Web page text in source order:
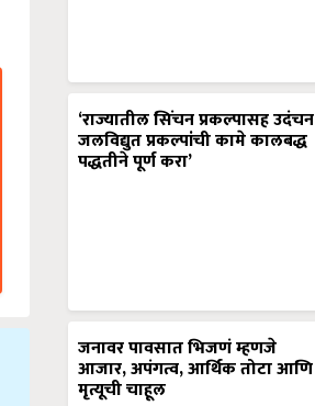
‘राज्यातील सिंचन प्रकल्पासह उदंचन
जलविद्युत प्रकल्पांची कामे कालबद्ध
पद्धतीने पूर्ण करा’
जनावर पावसात भिजणं म्हणजे
आजार, अपंगत्व, आर्थिक तोटा आणि
मृत्यूची चाहूल